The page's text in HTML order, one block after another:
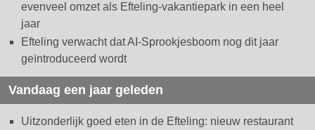
evenveel omzet als Efteling-vakantiepark in een heel
jaar
Efteling verwacht dat AI-Sprookjesboom nog dit jaar
geïntroduceerd wordt
Vandaag een jaar geleden
Uitzonderlijk goed eten in de Efteling: nieuw restaurant